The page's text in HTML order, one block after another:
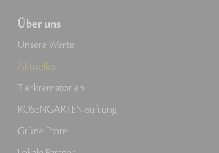
Über uns
Unsere Werte
Aktuelles
Tierkrematorien
ROSENGARTEN-Stiftung
Grüne Pfote